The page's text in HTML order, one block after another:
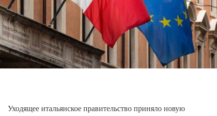
Уходящее итальянское правительство приняло новую